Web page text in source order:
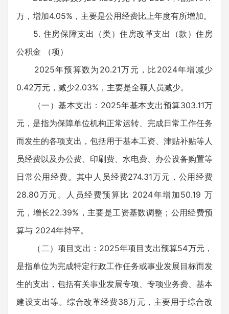
万，增加4.05%，主要是公用经费比上年度有所增加。
5. 住房保障支出（类）住房改革支出（款）住房
公积金 （项）
2025年预算数为20.21万元，比2024年增减少
0.42万元，减少2.03%，主要是全额人员减少。
（一）基本支出：2025年基本支出预算303.11万
元，是指为保障单位机构正常运转、完成日常工作任务
而发生的各项支出，包括用于基本工资、津贴补贴等人
员经费以及办公费、印刷费、水电费、办公设备购置等
日常公用经费。其中人员经费274.31万元，公用经费
28.80万元。人员经费预算比 2024年增加50.19 万
元，增长22.39%，主要是工资基数调整；公用经费预
算与 2024年持平。
（二）项目支出：2025年项目支出预算54万元，
是指单位为完成特定行政工作任务或事业发展目标而发
生的支出，包括有关事业发展专项、专项业务费、基本
建设支出等。综合改革经费38万元，主要用于综合改